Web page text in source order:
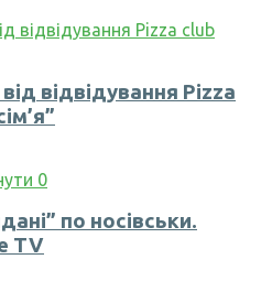
відвідування Pizza
0
по носівськи.
TV